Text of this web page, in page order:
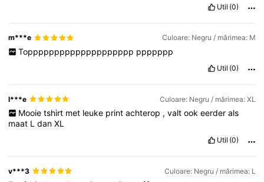
Util (0)
m***e Culoare: Negru / mărimea: M
Topppppppppppppppppppp ppppppp
Util (0)
l***e Culoare: Negru / mărimea: XL
Mooie tshirt met leuke print achterop , valt ook eerder als
maat LdanXL
Util (0)
v***3 Culoare: Negru / mărimea: L